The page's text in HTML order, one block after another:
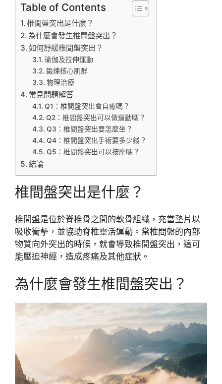
Table of Contents
椎間盤突出是什麼？
為什麼會發生椎間盤突出？
如何舒緩椎間盤突出？
瑜伽及拉伸運動
鍛煉核心肌群
物理治療
常見問題解答
Q1：椎間盤突出會自癒嗎？
Q2：椎間盤突出可以做運動嗎？
Q3：椎間盤突出要怎麼坐？
Q4：椎間盤突出手術要多少錢？
Q5：椎間盤突出可以按摩嗎？
結論
椎間盤突出是什麼？
椎間盤是位於脊椎骨之間的軟骨組織，充當墊片以
吸收衝擊，並協助脊椎靈活運動。當椎間盤的內部
物質向外突出的時候，就會導致椎間盤突出，這可
能壓迫神經，造成疼痛及其他症狀。
為什麼會發生椎間盤突出？